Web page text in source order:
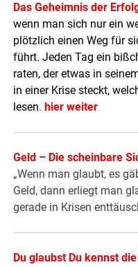
Das Geheimnis der
wenn man sich nur ein
plötzlich einen Weg für
führt. Jeden Tag ein
raten, der etwas in
in einer Krise steckt,
lesen. hier weiter
Geld – Die scheinbare
„Wenn man glaubt, es
Geld, dann erliegt man
gerade in Krisen
Du glaubst Du kennst